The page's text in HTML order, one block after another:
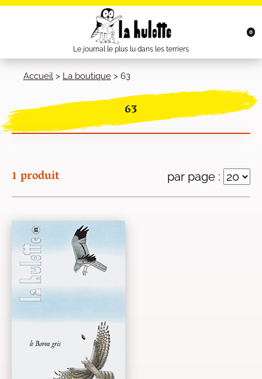
Le journal le plus lu dans les terriers
0
Accueil > La boutique > 63
63
1 produit par page :